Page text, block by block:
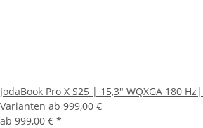
JodaBook Pro X S25 | 15,3" WQXGA 180
Varianten ab 999,00 €
ab 999,00 € *